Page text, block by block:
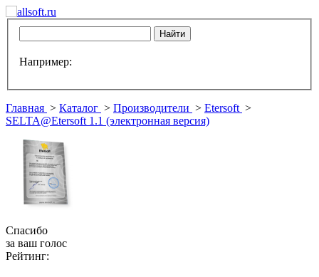
Например:
Главная > Каталог > Производители > Etersoft >
SELTA@Etersoft 1.1 (электронная версия)
Спасибо
за ваш голос
Рейтинг: